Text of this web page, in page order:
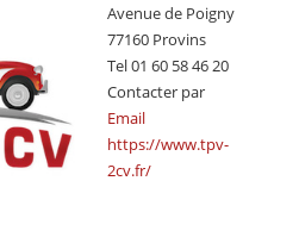
Avenue de Poigny
77160 Provins
Tel 01 60 58 46 20
Contacter par
Email
https://www.tpv-
2cv.fr/